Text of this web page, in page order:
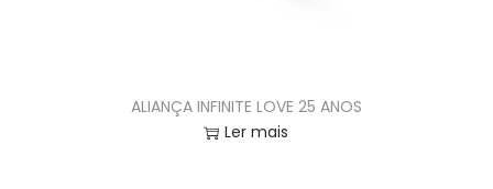
ALIANÇA INFINITE LOVE 25 ANOS
Ler mais